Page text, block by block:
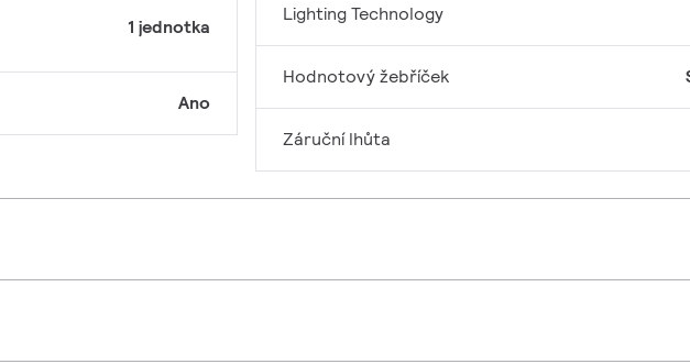
1 jednotka
Ano
Lighting Technology
Hodnotový žebříček
Záruční lhůta